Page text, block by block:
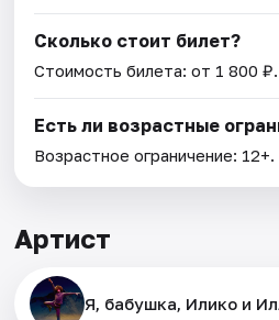
Сколько стоит билет?
Стоимость билета: от 1 800 ₽.
Есть ли возрастные
Возрастное ограничение: 12+.
Артист
Я, бабушка, Илико и